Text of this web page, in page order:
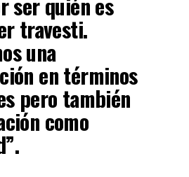
travesti.
una
en términos
pero también
como